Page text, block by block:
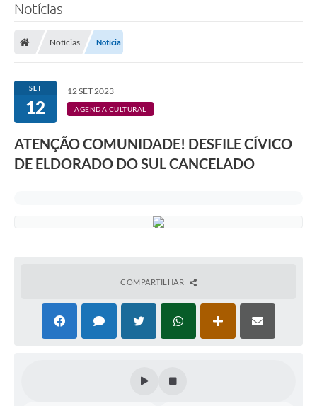
Notícias
Notícias Notícia
SET
12
12 SET 2023
AGENDA CULTURAL
ATENÇÃO COMUNIDADE! DESFILE CÍVICO
DE ELDORADO DO SUL CANCELADO
COMPARTILHAR